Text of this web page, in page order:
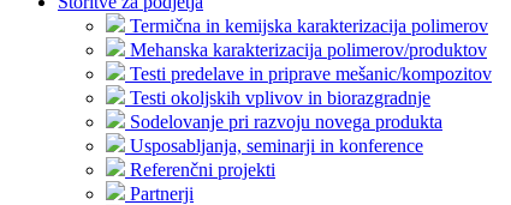
Termična in kemijska karakterizacija polimerov
Mehanska karakterizacija polimerov/produktov
Testi predelave in priprave mešanic/kompozitov
Testi okoljskih vplivov in biorazgradnje
Sodelovanje pri razvoju novega produkta
Usposabljanja, seminarji in konference
Referenčni projekti
Partnerji